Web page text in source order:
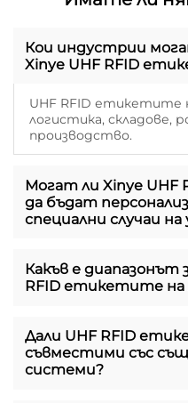
Кои индустрии
Xinye UHF RFID
UHF RFID етикетите
логистика, складове,
производство.
Могат ли Xinye
да бъдат
специални случаи
Какъв е диапазонът
RFID етикетите на
Дали UHF RFID
съвместими със
системи?